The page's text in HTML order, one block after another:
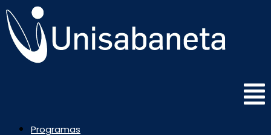
Saltar
al
contenido
Programas